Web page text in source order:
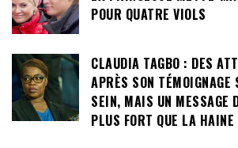
POUR QUATRE VIOLS
CLAUDIA TAGBO : DES
APRÈS SON TÉMOIGNAGE
SEIN, MAIS UN MESSAGE
PLUS FORT QUE LA HAINE